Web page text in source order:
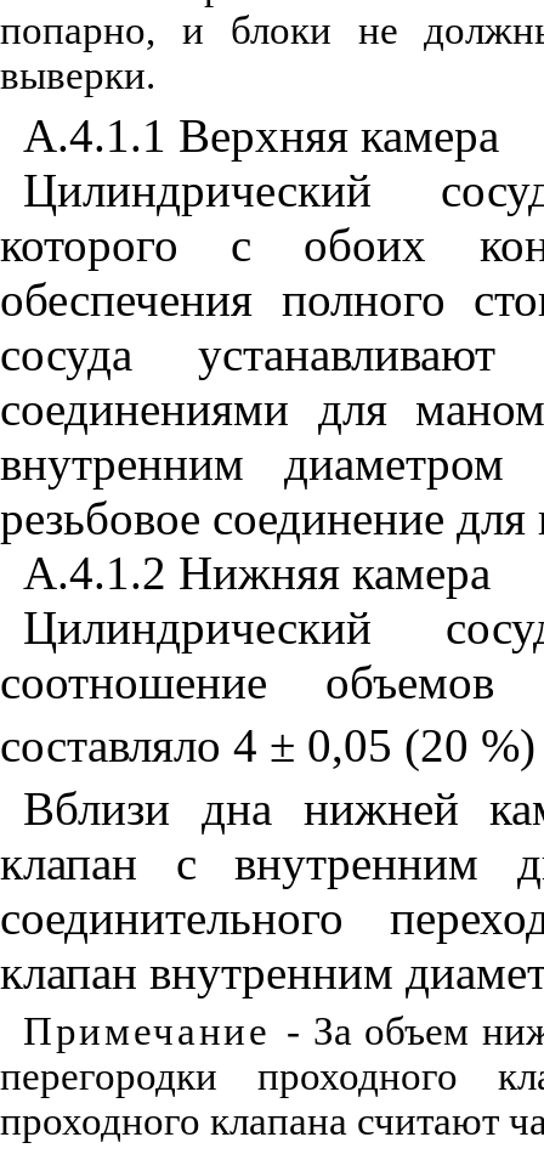
попарно, и блоки не
выверки.
А.4.1.1 Верхняя камера
Цилиндрический
которого с обоих
обеспечения полного
сосуда
соединениями для
внутренним
резьбовое соединение
А.4.1.2 Нижняя камера
Цилиндрический
соотношение
составляло 4 ± 0,05 (20
Вблизи дна нижней
клапан с внутренним
соединительного
клапан внутренним
Примечание - За объем
перегородки проходного
проходного клапана считают